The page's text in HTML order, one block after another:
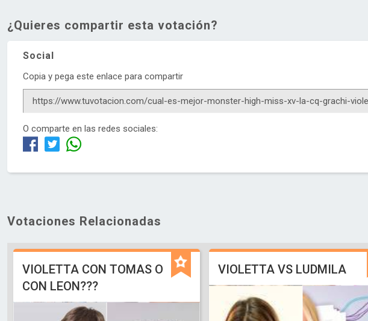
¿Quieres compartir esta votación?
Social
Copia y pega este enlace para compartir
O comparte en las redes sociales:
Votaciones Relacionadas
VIOLETTA CON TOMAS O
CON LEON???
VIOLETTA VS LUDMILA